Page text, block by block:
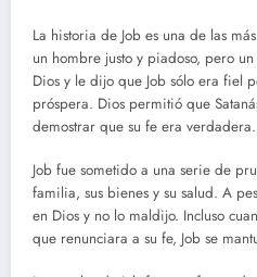
La historia de Job es una de las
un hombre justo y piadoso, pero
Dios y le dijo que Job sólo era fiel
próspera. Dios permitió que
demostrar que su fe era verdadera.
Job fue sometido a una serie de
familia, sus bienes y su salud. A
en Dios y no lo maldijo. Incluso
que renunciara a su fe, Job se